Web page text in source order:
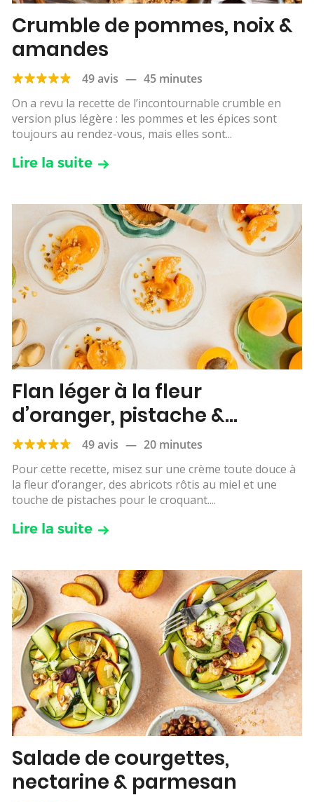
Crumble de pommes, noix &
amandes
49 avis — 45 minutes
On a revu la recette de l’incontournable crumble en
version plus légère : les pommes et les épices sont
toujours au rendez-vous, mais elles sont...
Lire la suite
Flan léger à la fleur
d’oranger, pistache &
abricots rôtis
49 avis — 20 minutes
Pour cette recette, misez sur une crème toute douce à
la fleur d’oranger, des abricots rôtis au miel et une
touche de pistaches pour le croquant....
Lire la suite
Salade de courgettes,
nectarine & parmesan